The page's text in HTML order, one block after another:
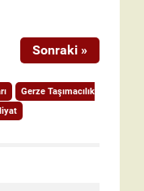
Sonraki »
Gerze Taşımacılık